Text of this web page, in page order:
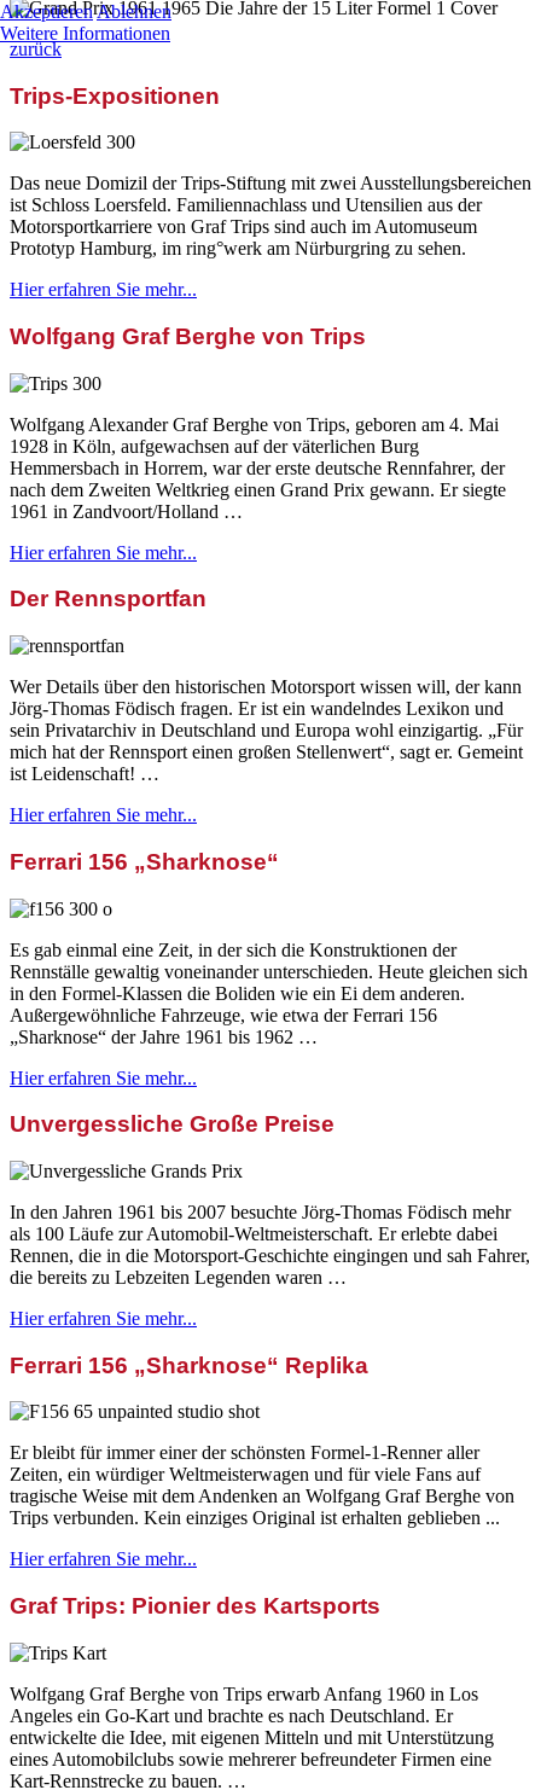
zurück
Trips-Expositionen
Das neue Domizil der Trips-Stiftung mit zwei Ausstellungsbereichen
ist Schloss Loersfeld. Familiennachlass und Utensilien aus der
Motorsportkarriere von Graf Trips sind auch im Automuseum
Prototyp Hamburg, im ring°werk am Nürburgring zu sehen.
Hier erfahren Sie mehr...
Wolfgang Graf Berghe von Trips
Wolfgang Alexander Graf Berghe von Trips, geboren am 4. Mai
1928 in Köln, aufgewachsen auf der väterlichen Burg
Hemmersbach in Horrem, war der erste deutsche Rennfahrer, der
nach dem Zweiten Weltkrieg einen Grand Prix gewann. Er siegte
1961 in Zandvoort/Holland …
Hier erfahren Sie mehr...
Der Rennsportfan
Wer Details über den historischen Motorsport wissen will, der kann
Jörg-Thomas Födisch fragen. Er ist ein wandelndes Lexikon und
sein Privatarchiv in Deutschland und Europa wohl einzigartig. „Für
mich hat der Rennsport einen großen Stellenwert“, sagt er. Gemeint
ist Leidenschaft! …
Hier erfahren Sie mehr...
Ferrari 156 „Sharknose“
Es gab einmal eine Zeit, in der sich die Konstruktionen der
Rennställe gewaltig voneinander unterschieden. Heute gleichen sich
in den Formel-Klassen die Boliden wie ein Ei dem anderen.
Außergewöhnliche Fahrzeuge, wie etwa der Ferrari 156
„Sharknose“ der Jahre 1961 bis 1962 …
Hier erfahren Sie mehr...
Unvergessliche Große Preise
In den Jahren 1961 bis 2007 besuchte Jörg-Thomas Födisch mehr
als 100 Läufe zur Automobil-Weltmeisterschaft. Er erlebte dabei
Rennen, die in die Motorsport-Geschichte eingingen und sah Fahrer,
die bereits zu Lebzeiten Legenden waren …
Hier erfahren Sie mehr...
Ferrari 156 „Sharknose“ Replika
Er bleibt für immer einer der schönsten Formel-1-Renner aller
Zeiten, ein würdiger Weltmeisterwagen und für viele Fans auf
tragische Weise mit dem Andenken an Wolfgang Graf Berghe von
Trips verbunden. Kein einziges Original ist erhalten geblieben ...
Hier erfahren Sie mehr...
Graf Trips: Pionier des Kartsports
Wolfgang Graf Berghe von Trips erwarb Anfang 1960 in Los
Angeles ein Go-Kart und brachte es nach Deutschland. Er
entwickelte die Idee, mit eigenen Mitteln und mit Unterstützung
eines Automobilclubs sowie mehrerer befreundeter Firmen eine
Kart-Rennstrecke zu bauen. …
AkzeptierenAblehnen
Weitere Informationen